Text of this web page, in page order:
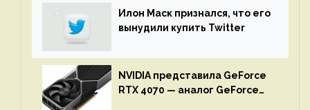
Илон Маск признался, что его
вынудили купить Twitter
NVIDIA представила GeForce
RTX 4070 — аналог GeForce